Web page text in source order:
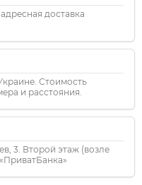
доставка
Стоимость
и расстояния.
3. Второй этаж (возле